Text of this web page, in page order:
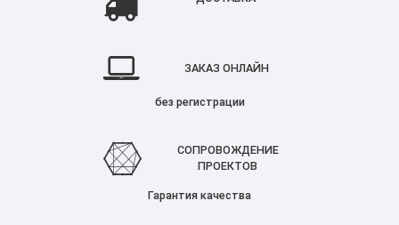
ЗАКАЗ ОНЛАЙН
без регистрации
СОПРОВОЖДЕНИЕ
ПРОЕКТОВ
Гарантия качества